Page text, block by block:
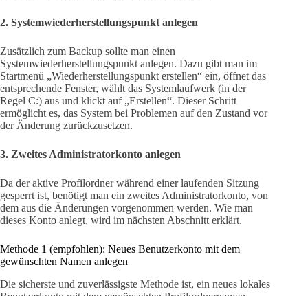
2. Systemwiederherstellungspunkt anlegen
Zusätzlich zum Backup sollte man einen
Systemwiederherstellungspunkt anlegen. Dazu gibt man im
Startmenü „Wiederherstellungspunkt erstellen“ ein, öffnet das
entsprechende Fenster, wählt das Systemlaufwerk (in der
Regel C:) aus und klickt auf „Erstellen“. Dieser Schritt
ermöglicht es, das System bei Problemen auf den Zustand vor
der Änderung zurückzusetzen.
3. Zweites Administratorkonto anlegen
Da der aktive Profilordner während einer laufenden Sitzung
gesperrt ist, benötigt man ein zweites Administratorkonto, von
dem aus die Änderungen vorgenommen werden. Wie man
dieses Konto anlegt, wird im nächsten Abschnitt erklärt.
Methode 1 (empfohlen): Neues Benutzerkonto mit dem
gewünschten Namen anlegen
Die sicherste und zuverlässigste Methode ist, ein neues lokales